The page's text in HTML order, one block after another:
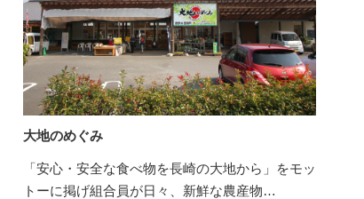
大地のめぐみ
「安心・安全な食べ物を長崎の大地から」をモッ
トーに掲げ組合員が日々、新鮮な農産物…